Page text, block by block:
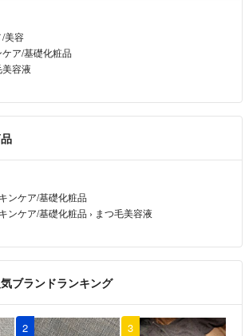
対応は
/美容
ア/基礎化粧品
美容液
ンケア/基礎化粧品
ンケア/基礎化粧品 › まつ毛美容液
ブランドランキング
2 3